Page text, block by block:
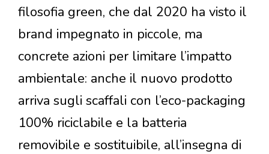
filosofia green, che dal 2020 ha visto il
brand impegnato in piccole, ma
concrete azioni per limitare l’impatto
ambientale: anche il nuovo prodotto
arriva sugli scaffali con l’eco-packaging
100% riciclabile e la batteria
removibile e sostituibile, all’insegna di